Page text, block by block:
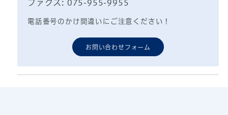
ファクス: 075-955-9955
電話番号のかけ間違いにご注意ください！
お問い合わせフォーム